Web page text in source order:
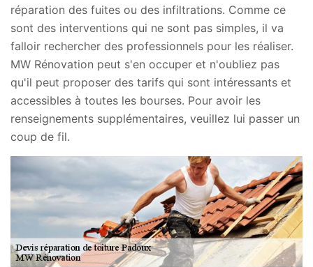
réparation des fuites ou des infiltrations. Comme ce
sont des interventions qui ne sont pas simples, il va
falloir rechercher des professionnels pour les réaliser.
MW Rénovation peut s'en occuper et n'oubliez pas
qu'il peut proposer des tarifs qui sont intéressants et
accessibles à toutes les bourses. Pour avoir les
renseignements supplémentaires, veuillez lui passer un
coup de fil.